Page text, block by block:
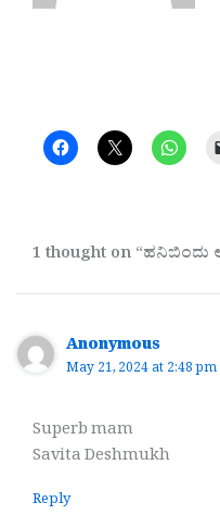
1 thought on
Anonymous
May 21, 2024 at 2:48 pm
Superb mam
Savita Deshmukh
Reply